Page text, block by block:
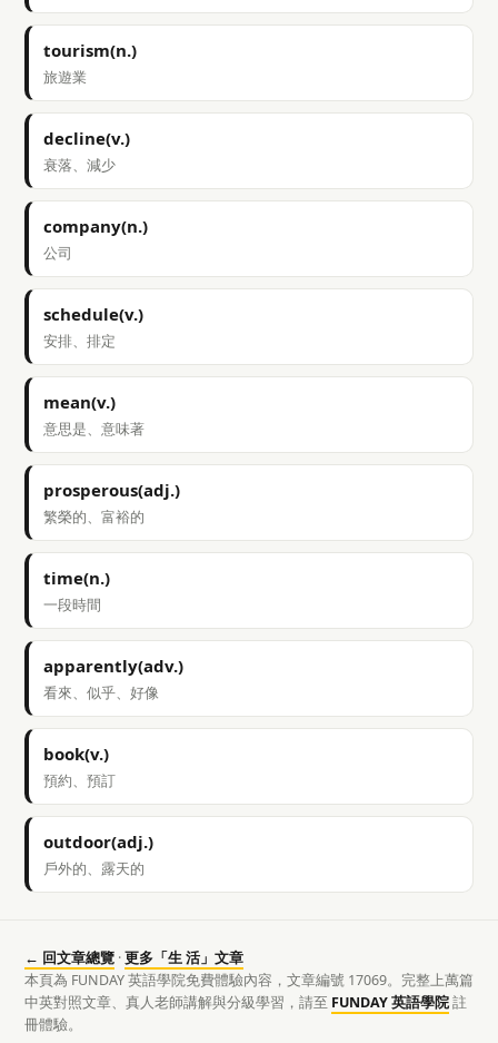
tourism(n.)
旅遊業
decline(v.)
衰落、減少
company(n.)
公司
schedule(v.)
安排、排定
mean(v.)
意思是、意味著
prosperous(adj.)
繁榮的、富裕的
time(n.)
一段時間
apparently(adv.)
看來、似乎、好像
book(v.)
預約、預訂
outdoor(adj.)
戶外的、露天的
← 回文章總覽 ·更多「生 活」文章
本頁為 FUNDAY 英語學院免費體驗內容，文章編號 17069。完整上萬篇
中英對照文章、真人老師講解與分級學習，請至 FUNDAY 英語學院註
冊體驗。